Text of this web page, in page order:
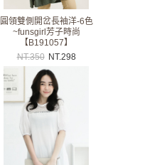
圓領雙側開岔長袖洋-6色
~funsgirl芳子時尚
【B191057】
NT.350 NT.298